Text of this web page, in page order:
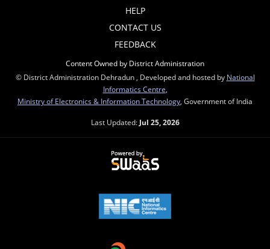
HELP
CONTACT US
FEEDBACK
Content Owned by District Administration
© District Administration Dehradun , Developed and hosted by National
Informatics Centre
Ministry of Electronics & Information Technology , Government of India
Last Updated: Jul 25, 2026